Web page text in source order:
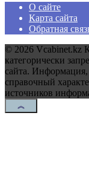
О сайте
Карта сайта
Обратная
© 2026 Vcabinet.kz
категорически
сайта.
справочный
источников